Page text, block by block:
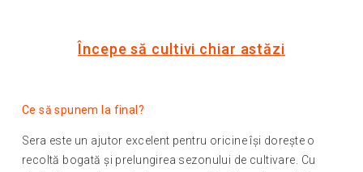
Începe să cultivi chiar astăzi
Ce să spunem la final?
Sera este un ajutor excelent pentru oricine își dorește o
recoltă bogată și prelungirea sezonului de cultivare. Cu